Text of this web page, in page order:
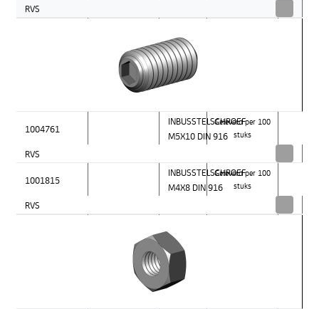
RVS
1004761
INBUSSTELSCHROEF
M5X10 DIN 916
Geleverd per 100
stuks
RVS
1001815
INBUSSTELSCHROEF
M4X8 DIN 916
Geleverd per 100
stuks
RVS